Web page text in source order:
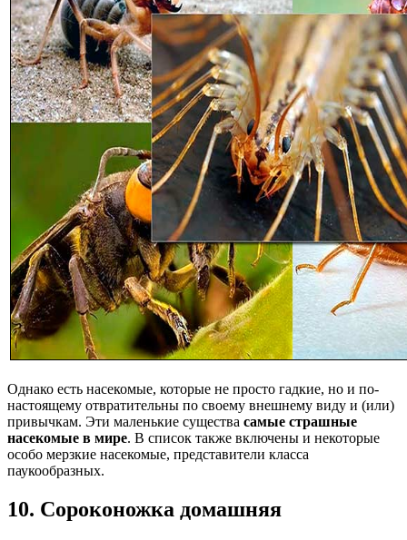
Однако есть насекомые, которые не просто гадкие, но и по-
настоящему отвратительны по своему внешнему виду и (или)
привычкам. Эти маленькие существа самые страшные
насекомые в мире. В список также включены и некоторые
особо мерзкие насекомые, представители класса
паукообразных.
10. Сороконожка домашняя